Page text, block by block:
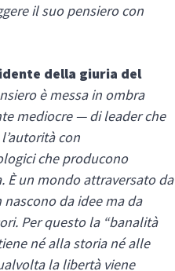
il suo pensiero con
della giuria del
è messa in ombra
mediocre — di leader che
con
che producono
È un mondo attraversato da
da idee ma da
Per questo la “banalità
né alla storia né alle
la libertà viene